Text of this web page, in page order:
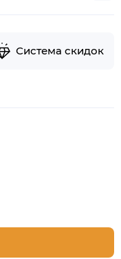
Система скидок